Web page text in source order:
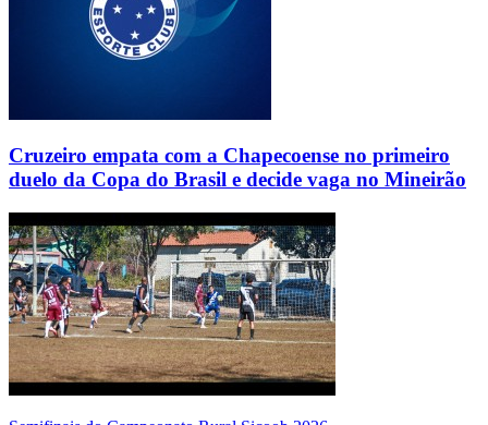
Cruzeiro empata com a Chapecoense no primeiro
duelo da Copa do Brasil e decide vaga no Mineirão